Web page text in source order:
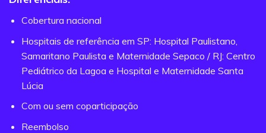
Cobertura nacional
Hospitais de referência em SP: Hospital Paulistano,
Samaritano Paulista e Maternidade Sepaco / RJ: Centro
Pediátrico da Lagoa e Hospital e Maternidade Santa
Lúcia
Com ou sem coparticipação
Reembolso